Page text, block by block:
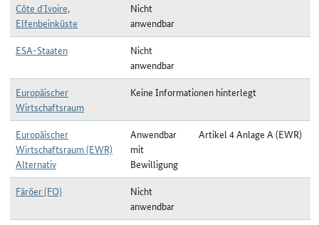
Côte d`Ivoire,
Elfenbeinküste
Nicht
anwendbar
ESA-Staaten
Nicht
anwendbar
Europäischer
Wirtschaftsraum
Keine Informationen hinterlegt
Europäischer
Wirtschaftsraum (EWR)
Alternativ
Anwendbar
mit
Bewilligung
Artikel 4 Anlage A (EWR)
Färöer (FO)
Nicht
anwendbar